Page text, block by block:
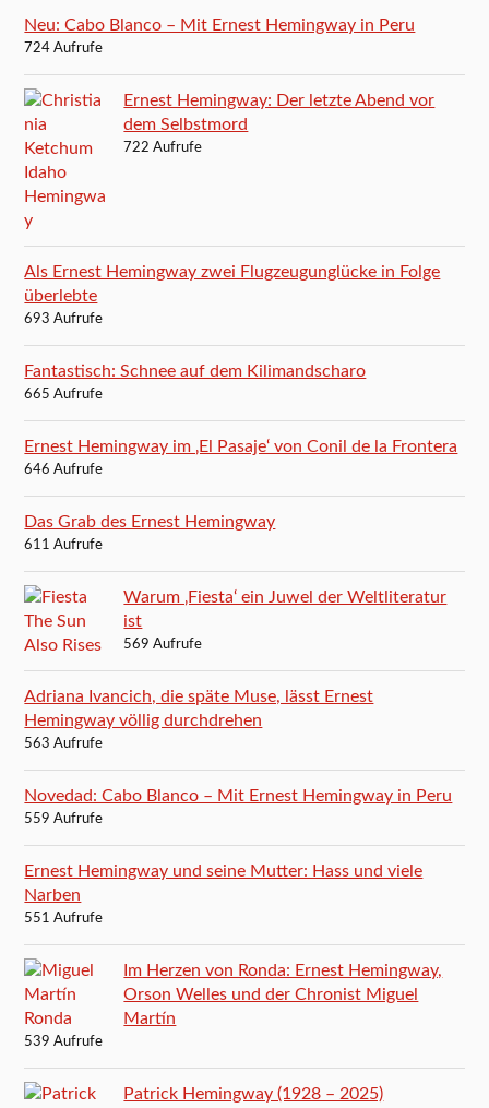
Neu: Cabo Blanco – Mit Ernest Hemingway in Peru
724 Aufrufe
Ernest Hemingway: Der letzte Abend vor
dem Selbstmord
722 Aufrufe
Als Ernest Hemingway zwei Flugzeugunglücke in Folge
überlebte
693 Aufrufe
Fantastisch: Schnee auf dem Kilimandscharo
665 Aufrufe
Ernest Hemingway im ‚El Pasaje‘ von Conil de la Frontera
646 Aufrufe
Das Grab des Ernest Hemingway
611 Aufrufe
Warum ‚Fiesta‘ ein Juwel der Weltliteratur
ist
569 Aufrufe
Adriana Ivancich, die späte Muse, lässt Ernest
Hemingway völlig durchdrehen
563 Aufrufe
Novedad: Cabo Blanco – Mit Ernest Hemingway in Peru
559 Aufrufe
Ernest Hemingway und seine Mutter: Hass und viele
Narben
551 Aufrufe
Im Herzen von Ronda: Ernest Hemingway,
Orson Welles und der Chronist Miguel
Martín
539 Aufrufe
Patrick Hemingway (1928 – 2025)